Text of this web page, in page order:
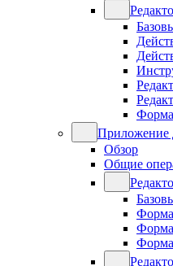
Приложение
Обзор
Общие